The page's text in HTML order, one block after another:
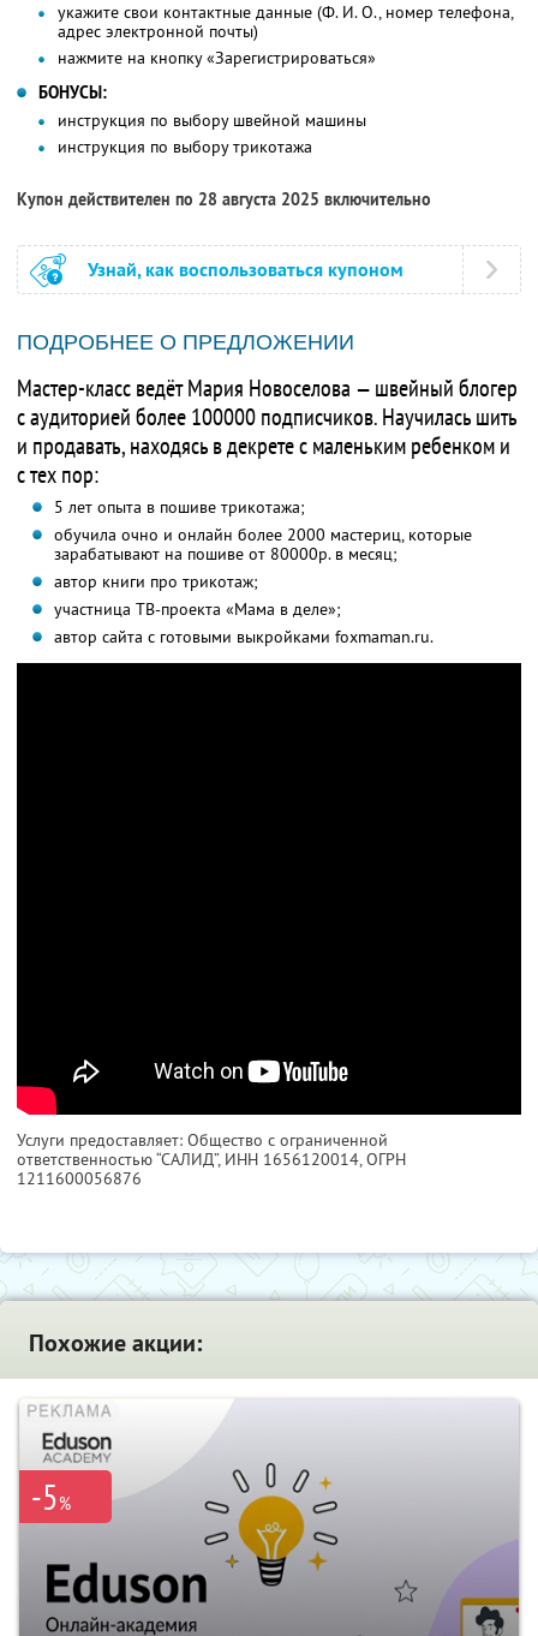
укажите свои контактные данные (Ф. И. О., номер телефона,
адрес электронной почты)
нажмите на кнопку «Зарегистрироваться»
БОНУСЫ:
инструкция по выбору швейной машины
инструкция по выбору трикотажа
Купон действителен по 28 августа 2025 включительно
Узнай, как воспользоваться купоном
ПОДРОБНЕЕ О ПРЕДЛОЖЕНИИ
Мастер-класс ведёт Мария Новоселова — швейный блогер
с аудиторией более 100000 подписчиков. Научилась шить
и продавать, находясь в декрете с маленьким ребенком и
с тех пор:
5 лет опыта в пошиве трикотажа;
обучила очно и онлайн более 2000 мастериц, которые
зарабатывают на пошиве от 80000р. в месяц;
автор книги про трикотаж;
участница ТВ-проекта «Мама в деле»;
автор сайта с готовыми выкройками foxmaman.ru.
Услуги предоставляет: Общество с ограниченной
ответственностью “САЛИД”, ИНН 1656120014, ОГРН
1211600056876
Похожие акции:
-5%